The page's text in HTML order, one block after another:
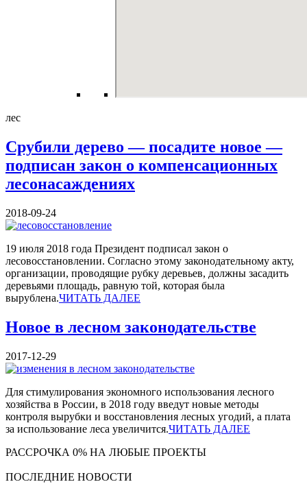
лес
Срубили дерево — посадите новое —
подписан закон о компенсационных
лесонасаждениях
2018-09-24
19 июля 2018 года Президент подписал закон о
лесовосстановлении. Согласно этому законодательному акту,
организации, проводящие рубку деревьев, должны засадить
деревьями площадь, равную той, которая была
вырублена.ЧИТАТЬ ДАЛЕЕ
Новое в лесном законодательстве
2017-12-29
Для стимулирования экономного использования лесного
хозяйства в России, в 2018 году введут новые методы
контроля вырубки и восстановления лесных угодий, а плата
за использование леса увеличится.ЧИТАТЬ ДАЛЕЕ
РАССРОЧКА 0% НА ЛЮБЫЕ ПРОЕКТЫ
ПОСЛЕДНИЕ НОВОСТИ